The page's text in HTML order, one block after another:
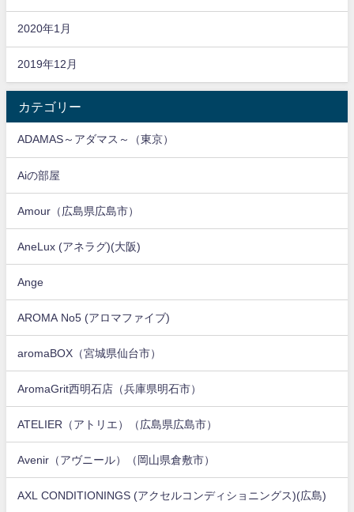
2020年1月
2019年12月
カテゴリー
ADAMAS～アダマス～（東京）
Aiの部屋
Amour（広島県広島市）
AneLux (アネラグ)(大阪)
Ange
AROMA No5 (アロマファイブ)
aromaBOX（宮城県仙台市）
AromaGrit西明石店（兵庫県明石市）
ATELIER（アトリエ）（広島県広島市）
Avenir（アヴニール）（岡山県倉敷市）
AXL CONDITIONINGS (アクセルコンディショニングス)(広島)